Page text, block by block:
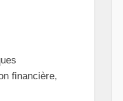
financière,